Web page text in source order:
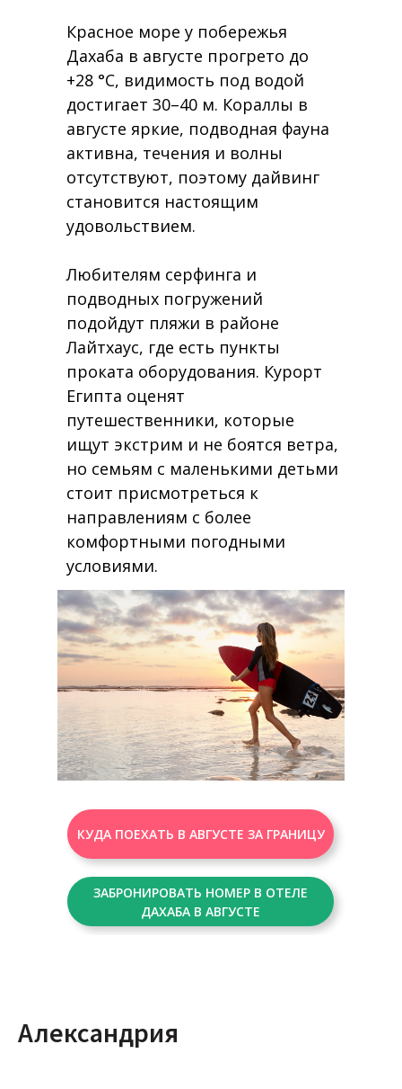
Красное море у побережья
Дахаба в августе прогрето до
+28 °C, видимость под водой
достигает 30–40 м. Кораллы в
августе яркие, подводная фауна
активна, течения и волны
отсутствуют, поэтому дайвинг
становится настоящим
удовольствием.
Любителям серфинга и
подводных погружений
подойдут пляжи в районе
Лайтхаус, где есть пункты
проката оборудования. Курорт
Египта оценят
путешественники, которые
ищут экстрим и не боятся ветра,
но семьям с маленькими детьми
стоит присмотреться к
направлениям с более
комфортными погодными
условиями.
КУДА ПОЕХАТЬ В АВГУСТЕ ЗА ГРАНИЦУ
ЗАБРОНИРОВАТЬ НОМЕР В ОТЕЛЕ
ДАХАБА В АВГУСТЕ
Александрия